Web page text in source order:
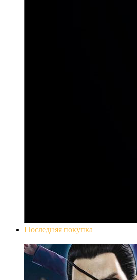
Последняя покупка